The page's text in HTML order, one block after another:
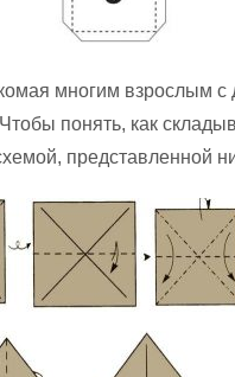
многим взрослым с
понять, как
представленной